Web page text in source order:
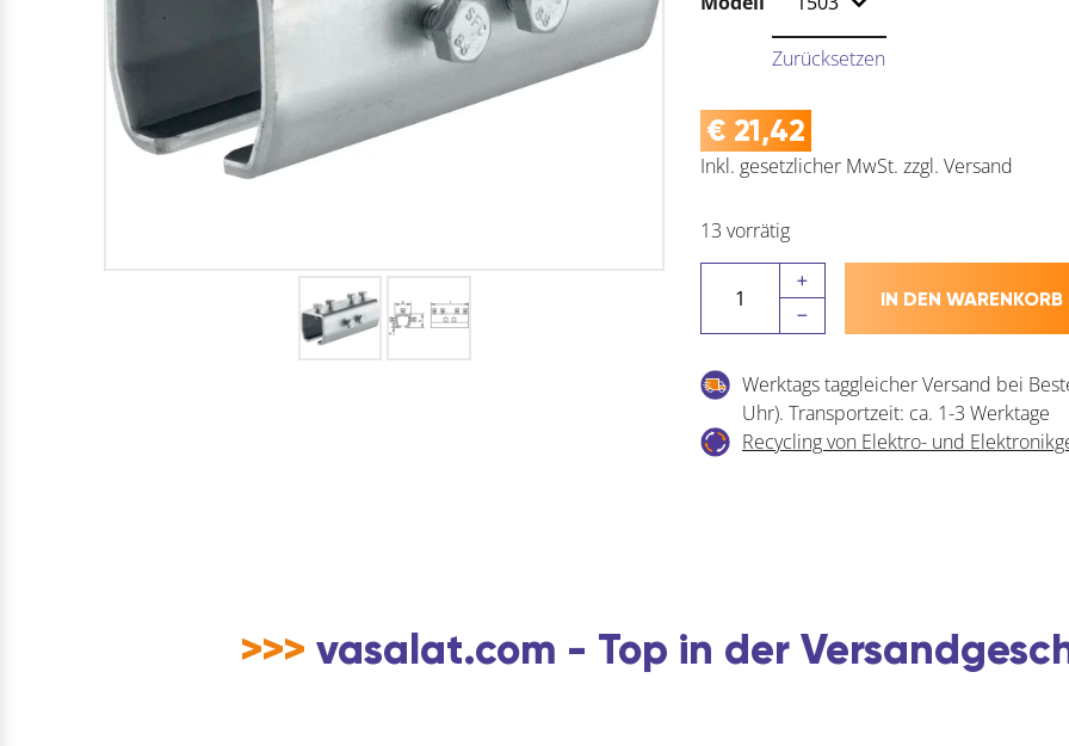
Zurücksetzen
€ 21,42
Inkl. gesetzlicher MwSt. zzgl. Versand
13 vorrätig
Verbindungsmuffe
Agrar
IN DEN WARENKORB
Werktags taggleicher Versand bei
Uhr). Transportzeit: ca. 1-3 Werktage
Recycling von Elektro- und
>>> vasalat.com - Top in der